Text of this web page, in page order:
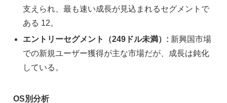
支えられ、最も速い成長が見込まれるセグメントで
ある 12。
エントリーセグメント（249ドル未満）: 新興国市場
での新規ユーザー獲得が主な市場だが、成長は鈍化
している。
OS別分析